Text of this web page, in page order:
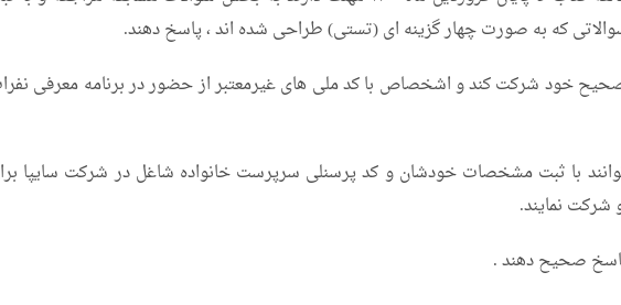
که به صورت چهار گزینه ای (تستی) طراحی شده اند ، پاسخ دهند.
خود شرکت کند و اشخصاص با کد ملی های غیرمعتبر از حضور در برنامه معرفی
بالای ۱۵ سال می توانند با ثبت مشخصات خودشان و کد پرسنلی سرپرست خانواده شاغل در شرکت سایپا
نمایند.